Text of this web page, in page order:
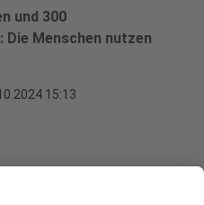
und 300
Menschen nutzen
15:13